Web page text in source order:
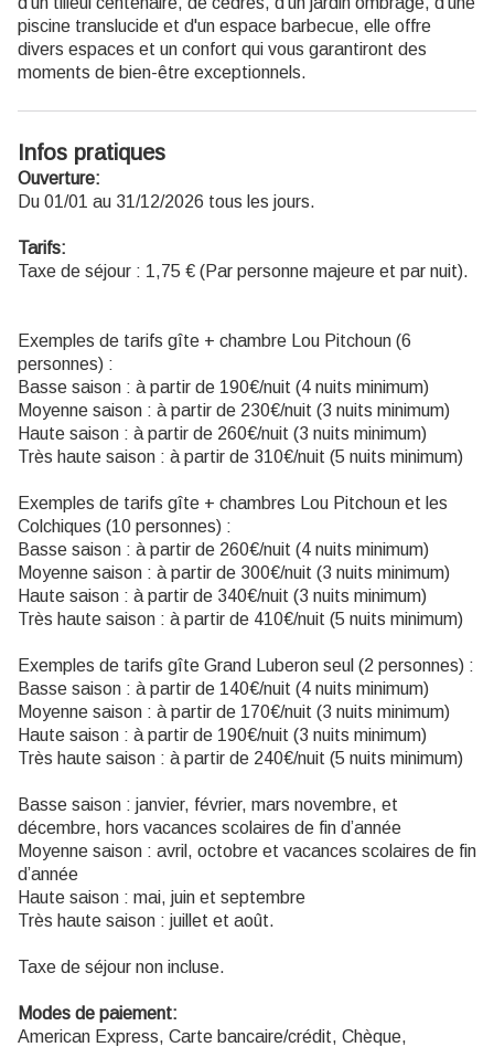
piscine translucide et d'un espace barbecue, elle offre
divers espaces et un confort qui vous garantiront des
moments de bien-être exceptionnels.
Infos pratiques
Ouverture:
Du 01/01 au 31/12/2026 tous les jours.
Tarifs:
Taxe de séjour : 1,75 € (Par personne majeure et par nuit).
Exemples de tarifs gîte + chambre Lou Pitchoun (6
personnes) :
Basse saison : à partir de 190€/nuit (4 nuits minimum)
Moyenne saison : à partir de 230€/nuit (3 nuits minimum)
Haute saison : à partir de 260€/nuit (3 nuits minimum)
Très haute saison : à partir de 310€/nuit (5 nuits minimum)
Exemples de tarifs gîte + chambres Lou Pitchoun et les
Colchiques (10 personnes) :
Basse saison : à partir de 260€/nuit (4 nuits minimum)
Moyenne saison : à partir de 300€/nuit (3 nuits minimum)
Haute saison : à partir de 340€/nuit (3 nuits minimum)
Très haute saison : à partir de 410€/nuit (5 nuits minimum)
Exemples de tarifs gîte Grand Luberon seul (2 personnes) :
Basse saison : à partir de 140€/nuit (4 nuits minimum)
Moyenne saison : à partir de 170€/nuit (3 nuits minimum)
Haute saison : à partir de 190€/nuit (3 nuits minimum)
Très haute saison : à partir de 240€/nuit (5 nuits minimum)
Basse saison : janvier, février, mars novembre, et
décembre, hors vacances scolaires de fin d’année
Moyenne saison : avril, octobre et vacances scolaires de fin
d’année
Haute saison : mai, juin et septembre
Très haute saison : juillet et août.
Taxe de séjour non incluse.
Modes de paiement:
American Express, Carte bancaire/crédit, Chèque,